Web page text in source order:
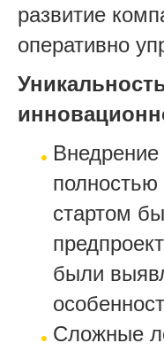
развитие
оперативно
стартом
были
Сложные